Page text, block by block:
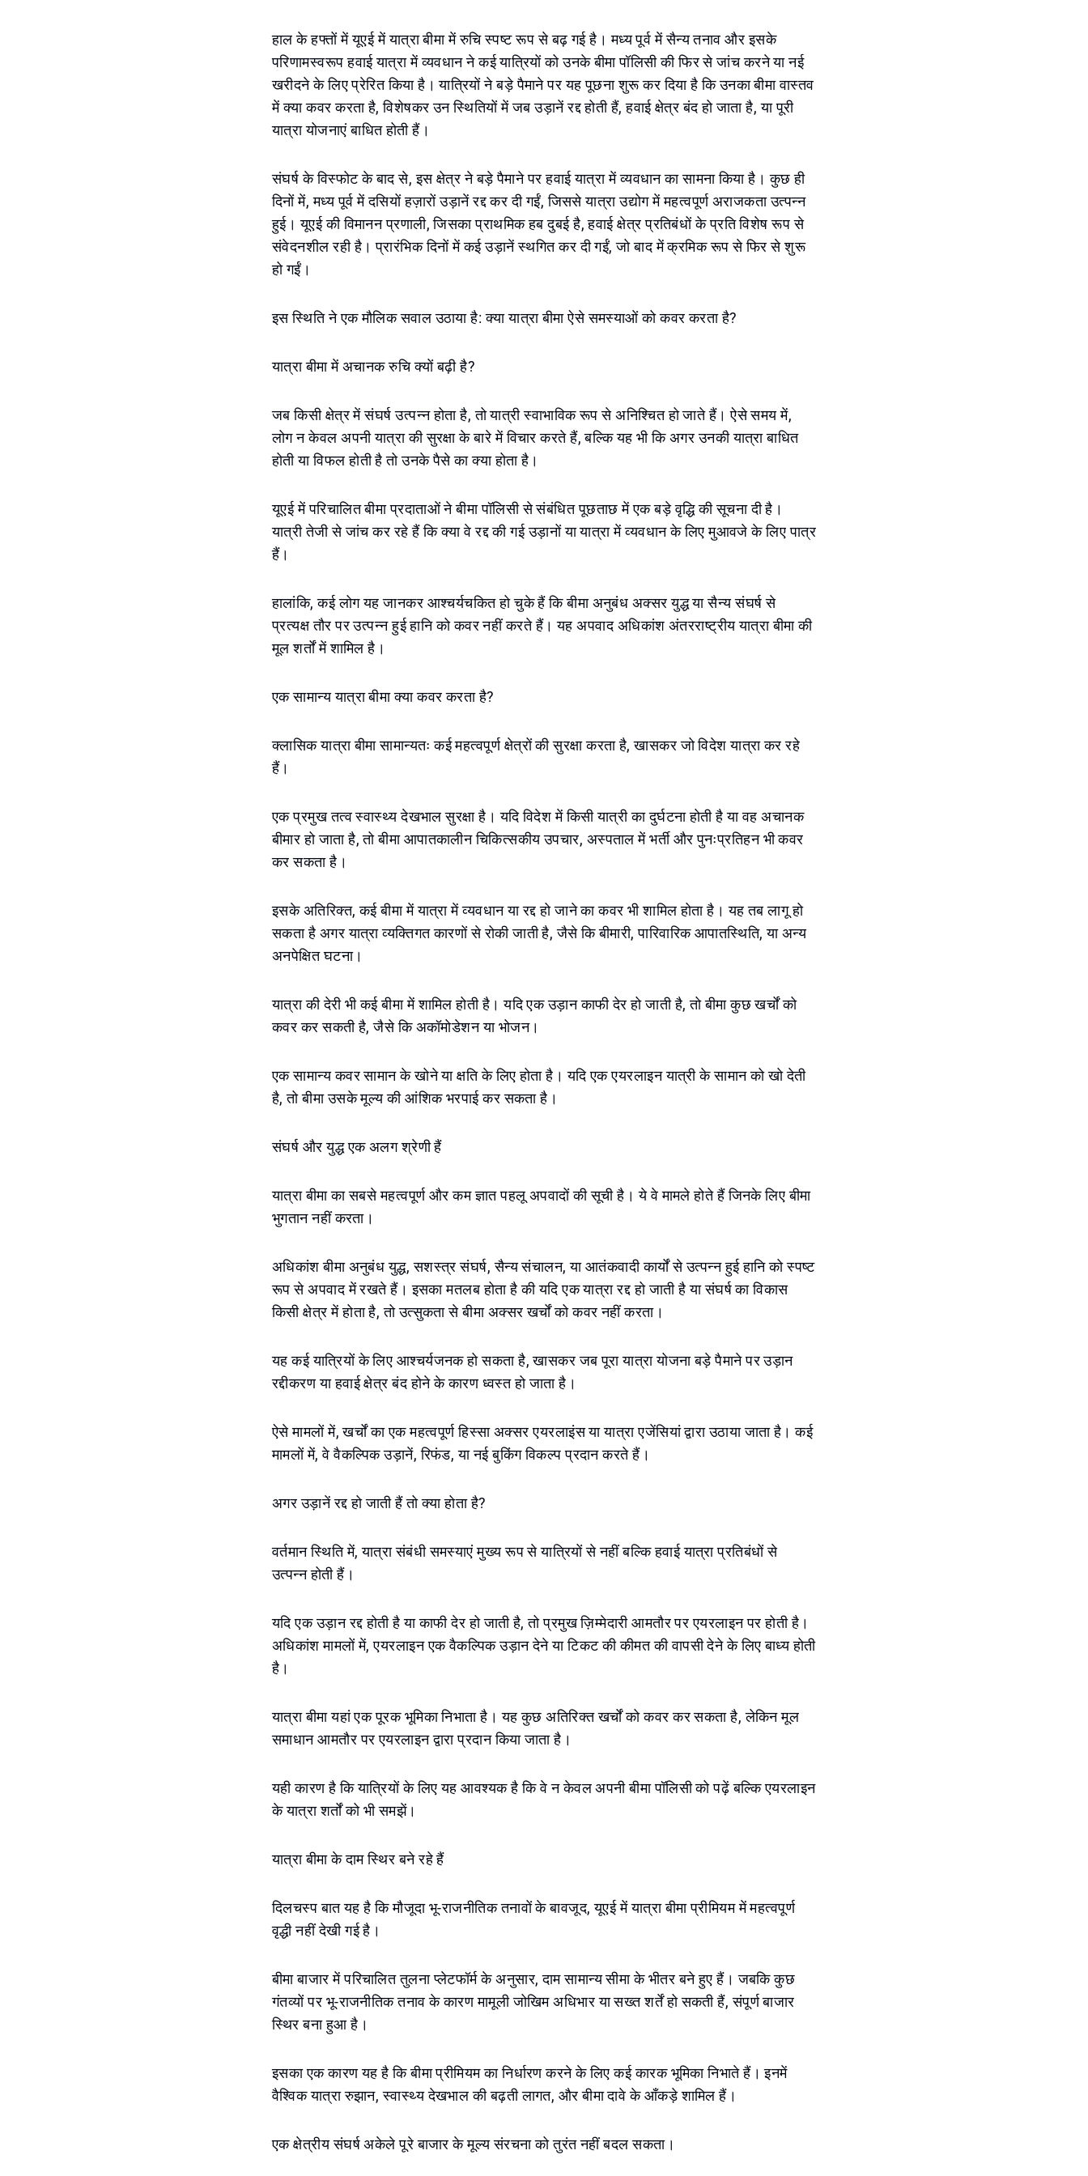
हाल के हफ्तों में यूएई में यात्रा बीमा में रुचि स्पष्ट रूप से बढ़ गई है। मध्य पूर्व में सैन्य तनाव और इसके
परिणामस्वरूप हवाई यात्रा में व्यवधान ने कई यात्रियों को उनके बीमा पॉलिसी की फिर से जांच करने या नई
खरीदने के लिए प्रेरित किया है। यात्रियों ने बड़े पैमाने पर यह पूछना शुरू कर दिया है कि उनका बीमा वास्तव
में क्या कवर करता है, विशेषकर उन स्थितियों में जब उड़ानें रद्द होती हैं, हवाई क्षेत्र बंद हो जाता है, या पूरी
यात्रा योजनाएं बाधित होती हैं।
संघर्ष के विस्फोट के बाद से, इस क्षेत्र ने बड़े पैमाने पर हवाई यात्रा में व्यवधान का सामना किया है। कुछ ही
दिनों में, मध्य पूर्व में दसियों हज़ारों उड़ानें रद्द कर दी गईं, जिससे यात्रा उद्योग में महत्वपूर्ण अराजकता उत्पन्न
हुई। यूएई की विमानन प्रणाली, जिसका प्राथमिक हब दुबई है, हवाई क्षेत्र प्रतिबंधों के प्रति विशेष रूप से
संवेदनशील रही है। प्रारंभिक दिनों में कई उड़ानें स्थगित कर दी गईं, जो बाद में क्रमिक रूप से फिर से शुरू
हो गईं।
इस स्थिति ने एक मौलिक सवाल उठाया है: क्या यात्रा बीमा ऐसे समस्याओं को कवर करता है?
यात्रा बीमा में अचानक रुचि क्यों बढ़ी है?
जब किसी क्षेत्र में संघर्ष उत्पन्न होता है, तो यात्री स्वाभाविक रूप से अनिश्चित हो जाते हैं। ऐसे समय में,
लोग न केवल अपनी यात्रा की सुरक्षा के बारे में विचार करते हैं, बल्कि यह भी कि अगर उनकी यात्रा बाधित
होती या विफल होती है तो उनके पैसे का क्या होता है।
यूएई में परिचालित बीमा प्रदाताओं ने बीमा पॉलिसी से संबंधित पूछताछ में एक बड़े वृद्धि की सूचना दी है।
यात्री तेजी से जांच कर रहे हैं कि क्या वे रद्द की गई उड़ानों या यात्रा में व्यवधान के लिए मुआवजे के लिए पात्र
हैं।
हालांकि, कई लोग यह जानकर आश्चर्यचकित हो चुके हैं कि बीमा अनुबंध अक्सर युद्ध या सैन्य संघर्ष से
प्रत्यक्ष तौर पर उत्पन्न हुई हानि को कवर नहीं करते हैं। यह अपवाद अधिकांश अंतरराष्ट्रीय यात्रा बीमा की
मूल शर्तों में शामिल है।
एक सामान्य यात्रा बीमा क्या कवर करता है?
क्लासिक यात्रा बीमा सामान्यतः कई महत्वपूर्ण क्षेत्रों की सुरक्षा करता है, खासकर जो विदेश यात्रा कर रहे
हैं।
एक प्रमुख तत्व स्वास्थ्य देखभाल सुरक्षा है। यदि विदेश में किसी यात्री का दुर्घटना होती है या वह अचानक
बीमार हो जाता है, तो बीमा आपातकालीन चिकित्सकीय उपचार, अस्पताल में भर्ती और पुनःप्रतिहन भी कवर
कर सकता है।
इसके अतिरिक्त, कई बीमा में यात्रा में व्यवधान या रद्द हो जाने का कवर भी शामिल होता है। यह तब लागू हो
सकता है अगर यात्रा व्यक्तिगत कारणों से रोकी जाती है, जैसे कि बीमारी, पारिवारिक आपातस्थिति, या अन्य
अनपेक्षित घटना।
यात्रा की देरी भी कई बीमा में शामिल होती है। यदि एक उड़ान काफी देर हो जाती है, तो बीमा कुछ खर्चों को
कवर कर सकती है, जैसे कि अकॉमोडेशन या भोजन।
एक सामान्य कवर सामान के खोने या क्षति के लिए होता है। यदि एक एयरलाइन यात्री के सामान को खो देती
है, तो बीमा उसके मूल्य की आंशिक भरपाई कर सकता है।
संघर्ष और युद्ध एक अलग श्रेणी हैं
यात्रा बीमा का सबसे महत्वपूर्ण और कम ज्ञात पहलू अपवादों की सूची है। ये वे मामले होते हैं जिनके लिए बीमा
भुगतान नहीं करता।
अधिकांश बीमा अनुबंध युद्ध, सशस्त्र संघर्ष, सैन्य संचालन, या आतंकवादी कार्यों से उत्पन्न हुई हानि को स्पष्ट
रूप से अपवाद में रखते हैं। इसका मतलब होता है की यदि एक यात्रा रद्द हो जाती है या संघर्ष का विकास
किसी क्षेत्र में होता है, तो उत्सुकता से बीमा अक्सर खर्चों को कवर नहीं करता।
यह कई यात्रियों के लिए आश्चर्यजनक हो सकता है, खासकर जब पूरा यात्रा योजना बड़े पैमाने पर उड़ान
रद्दीकरण या हवाई क्षेत्र बंद होने के कारण ध्वस्त हो जाता है।
ऐसे मामलों में, खर्चों का एक महत्वपूर्ण हिस्सा अक्सर एयरलाइंस या यात्रा एजेंसियां द्वारा उठाया जाता है। कई
मामलों में, वे वैकल्पिक उड़ानें, रिफंड, या नई बुकिंग विकल्प प्रदान करते हैं।
अगर उड़ानें रद्द हो जाती हैं तो क्या होता है?
वर्तमान स्थिति में, यात्रा संबंधी समस्याएं मुख्य रूप से यात्रियों से नहीं बल्कि हवाई यात्रा प्रतिबंधों से
उत्पन्न होती हैं।
यदि एक उड़ान रद्द होती है या काफी देर हो जाती है, तो प्रमुख ज़िम्मेदारी आमतौर पर एयरलाइन पर होती है।
अधिकांश मामलों में, एयरलाइन एक वैकल्पिक उड़ान देने या टिकट की कीमत की वापसी देने के लिए बाध्य होती
है।
यात्रा बीमा यहां एक पूरक भूमिका निभाता है। यह कुछ अतिरिक्त खर्चों को कवर कर सकता है, लेकिन मूल
समाधान आमतौर पर एयरलाइन द्वारा प्रदान किया जाता है।
यही कारण है कि यात्रियों के लिए यह आवश्यक है कि वे न केवल अपनी बीमा पॉलिसी को पढ़ें बल्कि एयरलाइन
के यात्रा शर्तों को भी समझें।
यात्रा बीमा के दाम स्थिर बने रहे हैं
दिलचस्प बात यह है कि मौजूदा भू-राजनीतिक तनावों के बावजूद, यूएई में यात्रा बीमा प्रीमियम में महत्वपूर्ण
वृद्धी नहीं देखी गई है।
बीमा बाजार में परिचालित तुलना प्लेटफॉर्म के अनुसार, दाम सामान्य सीमा के भीतर बने हुए हैं। जबकि कुछ
गंतव्यों पर भू-राजनीतिक तनाव के कारण मामूली जोखिम अधिभार या सख्त शर्तें हो सकती हैं, संपूर्ण बाजार
स्थिर बना हुआ है।
इसका एक कारण यह है कि बीमा प्रीमियम का निर्धारण करने के लिए कई कारक भूमिका निभाते हैं। इनमें
वैश्विक यात्रा रुझान, स्वास्थ्य देखभाल की बढ़ती लागत, और बीमा दावे के आँकड़े शामिल हैं।
एक क्षेत्रीय संघर्ष अकेले पूरे बाजार के मूल्य संरचना को तुरंत नहीं बदल सकता।